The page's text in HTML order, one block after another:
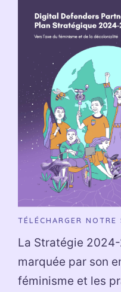
TÉLÉCHARGER NOTRE
La Stratégie
marquée par son
féminisme et les